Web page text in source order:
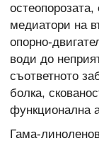
медиатори на
опорно-
води до
съответното
болка,
функционална
Гама-